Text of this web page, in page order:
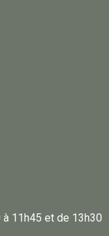
11h45 et de 13h30